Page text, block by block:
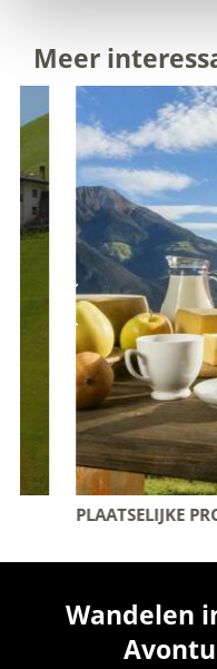
Meer
PLAATSELIJKE
Wandelen